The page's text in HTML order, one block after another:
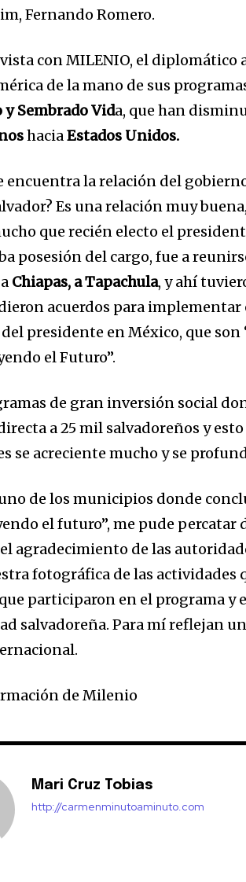
Fernando Romero.
con MILENIO, el diplomático
de la mano de sus
y Sembrado Vida, que han
haciaEstados Unidos.
encuentra la relación del
Es una relación muy
que recién electo el
posesión del cargo, fue a
Chiapas, a Tapachula, y ahí
acuerdos para implementar
presidente en México, que son
el Futuro”.
de gran inversión social
a 25 mil salvadoreños y
se acreciente mucho y se
de los municipios donde
el futuro”, me pude percatar
agradecimiento de las
fotográfica de las
participaron en el programa y
salvadoreña. Para mí reflejan
de Milenio
Mari Cruz Tobias
http://carmenminutoaminuto.com